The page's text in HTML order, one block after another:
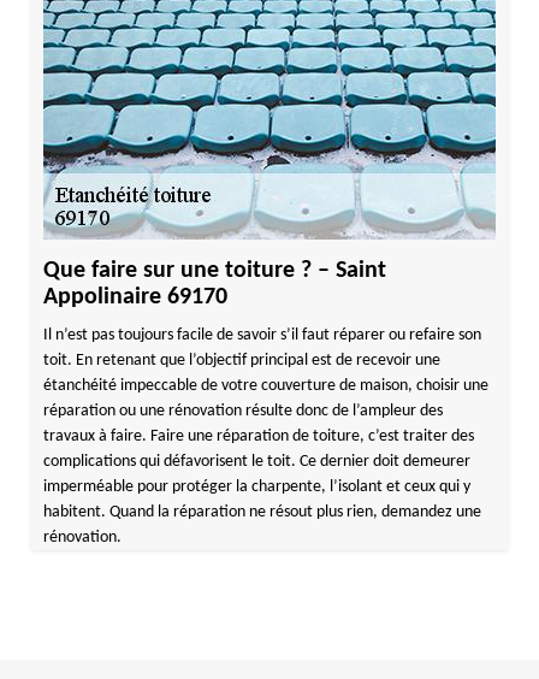
Que faire sur une toiture ? – Saint
Appolinaire 69170
Il n’est pas toujours facile de savoir s’il faut réparer ou refaire son
toit. En retenant que l’objectif principal est de recevoir une
étanchéité impeccable de votre couverture de maison, choisir une
réparation ou une rénovation résulte donc de l’ampleur des
travaux à faire. Faire une réparation de toiture, c’est traiter des
complications qui défavorisent le toit. Ce dernier doit demeurer
imperméable pour protéger la charpente, l’isolant et ceux qui y
habitent. Quand la réparation ne résout plus rien, demandez une
rénovation.